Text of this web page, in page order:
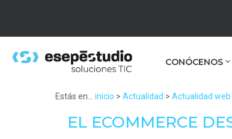
CONÓCENOS
Estás en... inicio > Actualidad > Actualidad web
EL ECOMMERCE